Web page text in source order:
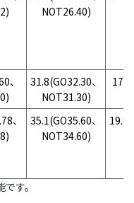
NOT26.40)
、
31.8(GO32.30、
NOT31.30)
、
35.1(GO35.60、
NOT34.60)
す。